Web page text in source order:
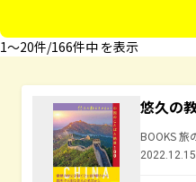
1〜20件/166件中 を表示
悠久の
BOOKS 旅